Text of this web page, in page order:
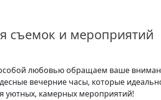
съемок и мероприятий
любовью обращаем ваше
вечерние часы, которые
уютных, камерных мероприятий!